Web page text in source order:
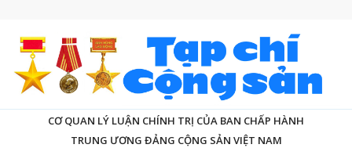
CƠ QUAN LÝ LUẬN CHÍNH TRỊ CỦA BAN CHẤP HÀNH
TRUNG ƯƠNG ĐẢNG CỘNG SẢN VIỆT NAM